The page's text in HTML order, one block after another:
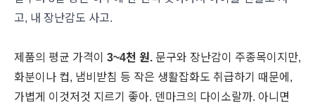
고, 내 장난감도 사고.
제품의 평균 가격이 3~4천 원. 문구와 장난감이 주종목이지만,
화분이나 컵, 냄비받침 등 작은 생활잡화도 취급하기 때문에,
가볍게 이것저것 지르기 좋아. 덴마크의 다이소랄까. 아니면